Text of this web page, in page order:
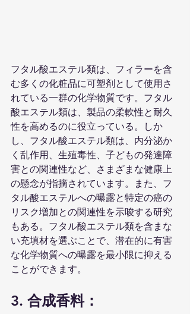
フタル酸エステル類は、フィラーを含
む多くの化粧品に可塑剤として使用さ
れている一群の化学物質です。フタル
酸エステル類は、製品の柔軟性と耐久
性を高めるのに役立っている。しか
し、フタル酸エステル類は、内分泌か
く乱作用、生殖毒性、子どもの発達障
害との関連性など、さまざまな健康上
の懸念が指摘されています。また、フ
タル酸エステルへの曝露と特定の癌の
リスク増加との関連性を示唆する研究
もある。フタル酸エステル類を含まな
い充填材を選ぶことで、潜在的に有害
な化学物質への曝露を最小限に抑える
ことができます。
3. 合成香料：